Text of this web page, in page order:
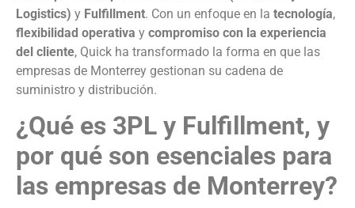
Logistics) y Fulfillment. Con un enfoque en la tecnología,
flexibilidad operativa y compromiso con la experiencia
del cliente, Quick ha transformado la forma en que las
empresas de Monterrey gestionan su cadena de
suministro y distribución.
¿Qué es 3PL y Fulfillment, y
por qué son esenciales para
las empresas de Monterrey?